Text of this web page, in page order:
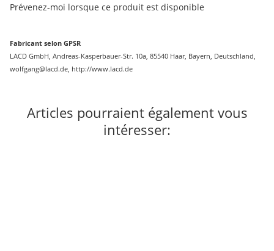
Prévenez-moi lorsque ce produit est disponible
Fabricant selon GPSR
LACD GmbH, Andreas-Kasperbauer-Str. 10a, 85540 Haar, Bayern, Deutschland,
wolfgang@lacd.de, http://www.lacd.de
Articles pourraient également vous
intéresser: